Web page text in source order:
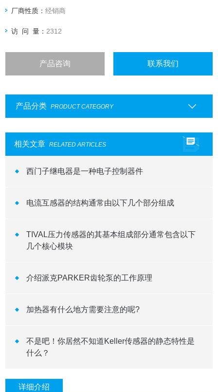
厂商性质：经销商
访 问 量： 2312
产品咨询 联系我们
产品分类 PRODUCT CATEGORY
相关文章 RELATED ARTICLES
西门子继电器是一种电子控制器件
电流互感器的结构通常由以下几个部分组成
TIVAL压力传感器的其基本组成部分通常包含以下
几个核心模块
介绍派克PARKER齿轮泵的工作原理
加热器有什么地方需要注意的呢?
不是吧！你居然不知道Keller传感器的静态特性是
什么？
详细介绍